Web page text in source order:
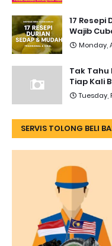
17 Resepi
Wajib
Monday,
Tak Tahu
Tiap Kali
Tuesday,
SERVIS TOLONG BELI